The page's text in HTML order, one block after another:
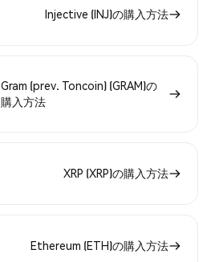
Injective (INJ)の購入方法
Gram (prev. Toncoin) (GRAM)の
購入方法
XRP (XRP)の購入方法
Ethereum (ETH)の購入方法